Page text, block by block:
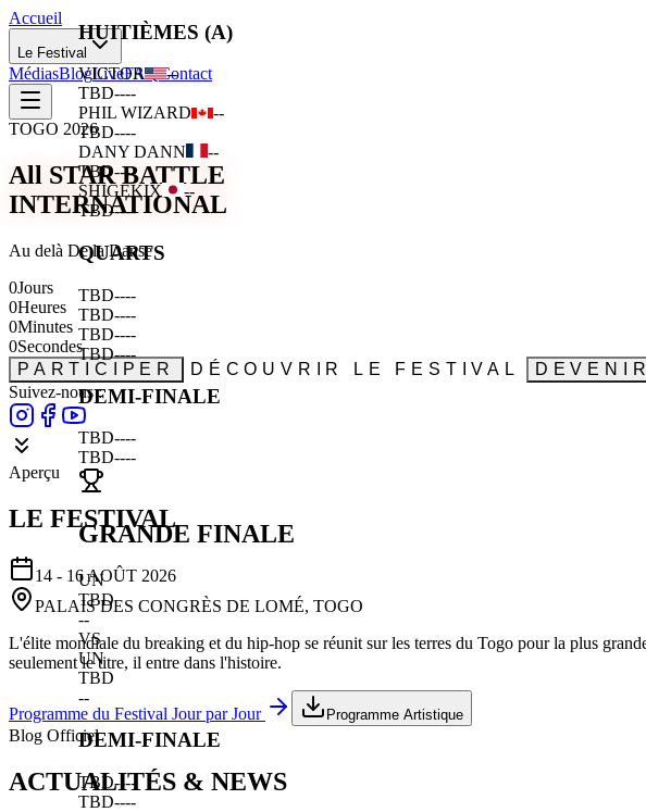
Accueil
Le Festival
MédiasBlogLiveFAQContact
TOGO 2026
All STAR BATTLE
INTERNATIONAL
Au delà De la Danse
0Jours
0Heures
0Minutes
0Secondes
PARTICIPER
DÉCOUVRIR LE FESTIVAL
Suivez-nous :
Aperçu
LE FESTIVAL
14 - 16 AOÛT 2026
PALAIS DES CONGRÈS DE LOMÉ, TOGO
L'élite mondiale du breaking et du hip-hop se réunit sur les terres du Togo pour la plus
seulement le titre, il entre dans l'histoire.
Programme du Festival Jour par Jour Programme Artistique
Blog Officiel
ACTUALITÉS & NEWS
HUITIÈMES (A)
VICTOR
--
TBD----
PHIL WIZARD
--
TBD----
DANY DANN
--
TBD----
SHIGEKIX
--
TBD----
QUARTS
TBD----
TBD----
TBD----
TBD----
DEMI-FINALE
TBD----
TBD----
GRANDE FINALE
UN
TBD
--
VS
UN
TBD
--
DEMI-FINALE
TBD----
TBD----